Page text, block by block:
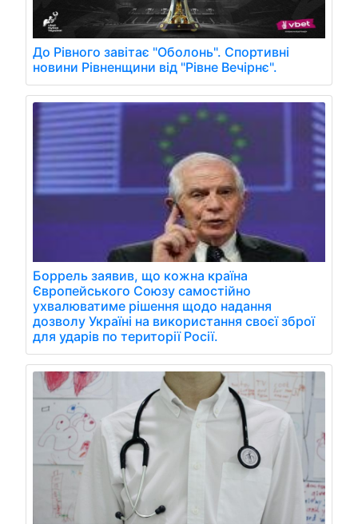
До Рівного завітає "Оболонь". Спортивні
новини Рівненщини від "Рівне Вечірнє".
Боррель заявив, що кожна країна
Європейського Союзу самостійно
ухвалюватиме рішення щодо надання
дозволу Україні на використання своєї зброї
для ударів по території Росії.